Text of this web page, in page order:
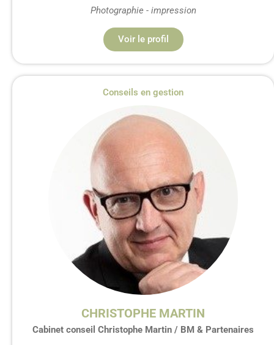
Photographie - impression
Voir le profil
Conseils en gestion
CHRISTOPHE MARTIN
Cabinet conseil Christophe Martin / BM & Partenaires